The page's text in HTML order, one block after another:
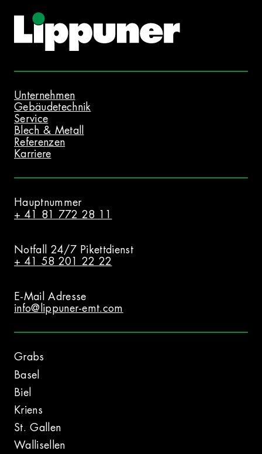
Unternehmen
Gebäudetechnik
Service
Blech & Metall
Referenzen
Karriere
Hauptnummer
+ 41 81 772 28 11
Notfall 24/7 Pikettdienst
+ 41 58 201 22 22
E-Mail Adresse
info@lippuner-emt.com
Grabs
Basel
Biel
Kriens
St. Gallen
Wallisellen